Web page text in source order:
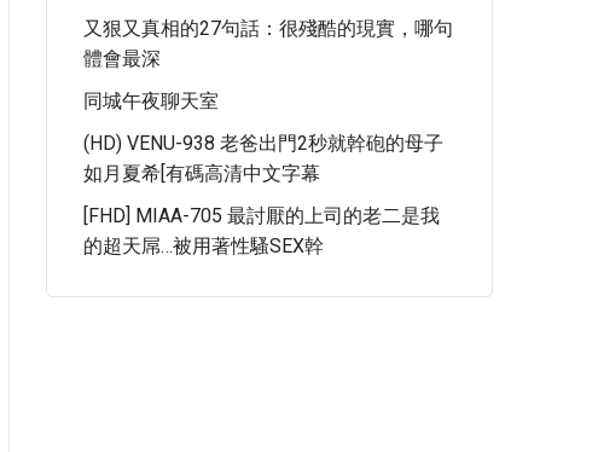
又狠又真相的27句話：很殘酷的現實，哪句
體會最深
同城午夜聊天室
(HD) VENU-938 老爸出門2秒就幹砲的母子
如月夏希[有碼高清中文字幕
[FHD] MIAA-705 最討厭的上司的老二是我
的超天屌…被用著性騷SEX幹